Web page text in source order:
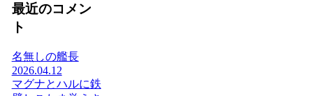
最近のコメン
ト
名無しの艦長
2026.04.12
マグナとハルに鉄